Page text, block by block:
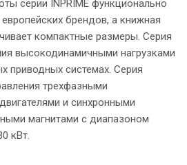
серии INPRIME функционально
брендов, а книжная
компактные размеры. Серия
высокодинамичными нагрузками
приводных системах. Серия
трехфазными
и синхронными
магнитами с диапазоном
кВт.